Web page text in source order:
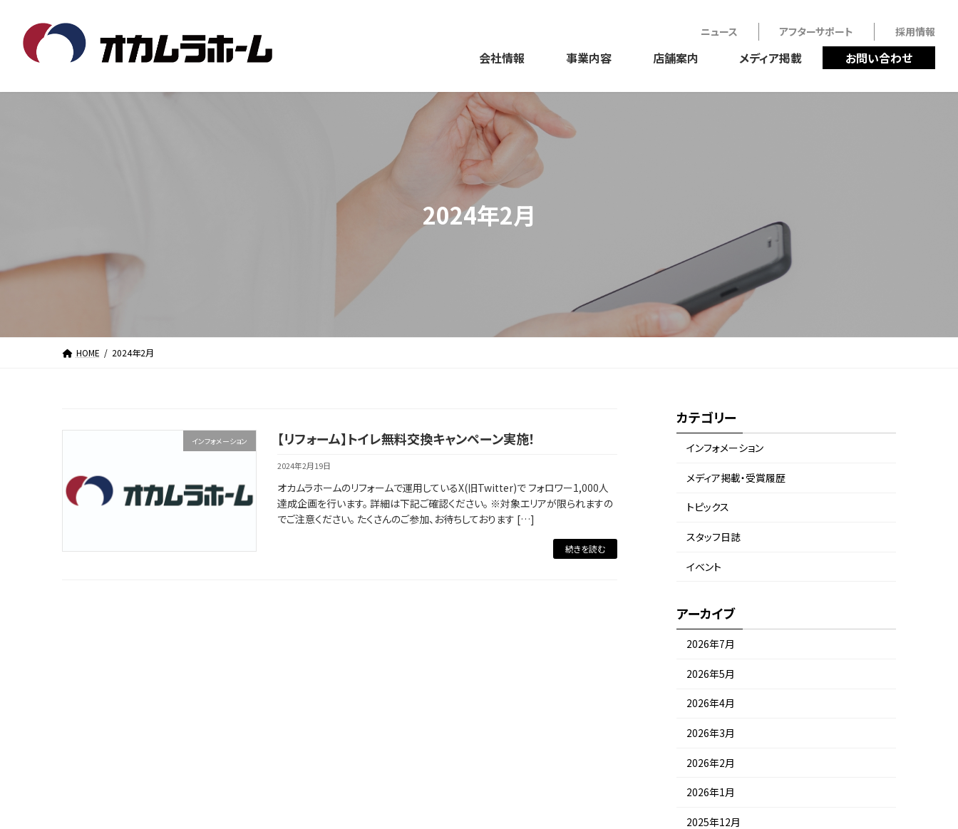
へ
ョ
ニュース アフターサポート 採用情報
会社情報 事業内容 店舗案内 メディア掲載 お問い合わせ
2024年2月
HOME 2024年2月
インフォメーション 【リフォーム】トイレ無料交換キャンペーン実施！
2024年2月19日
オカムラホームのリフォームで運用しているX(旧Twitter)で フォロワー1,000人
達成企画を行います。 詳細は下記ご確認ください。 ※対象エリアが限られますの
でご注意ください。 たくさんのご参加、お待ちしております […]
続きを読む
カテゴリー
インフォメーション
メディア掲載・受賞履歴
トピックス
スタッフ日誌
イベント
アーカイブ
2026年7月
2026年5月
2026年4月
2026年3月
2026年2月
2026年1月
2025年12月